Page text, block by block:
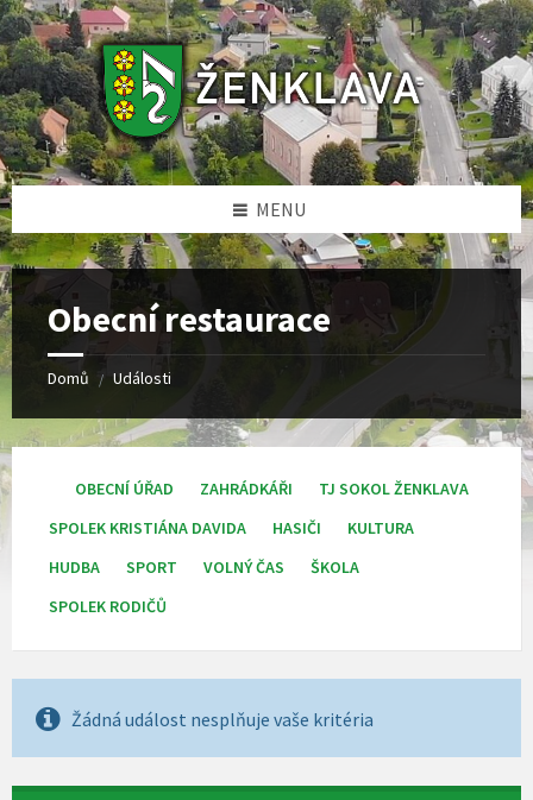
Skip
to
content
Skip
to
left
sidebar
Skip
to
right
sidebar
Skip
to
footer
MENU
Obecní restaurace
Domů / Události
OBECNÍ ÚŘAD ZAHRÁDKÁŘI
TJ SOKOL ŽENKLAVA
SPOLEK KRISTIÁNA DAVIDA
HASIČI
KULTURA
HUDBA
SPORT VOLNÝ ČAS
ŠKOLA
SPOLEK RODIČŮ
Žádná událost nesplňuje vaše kritéria